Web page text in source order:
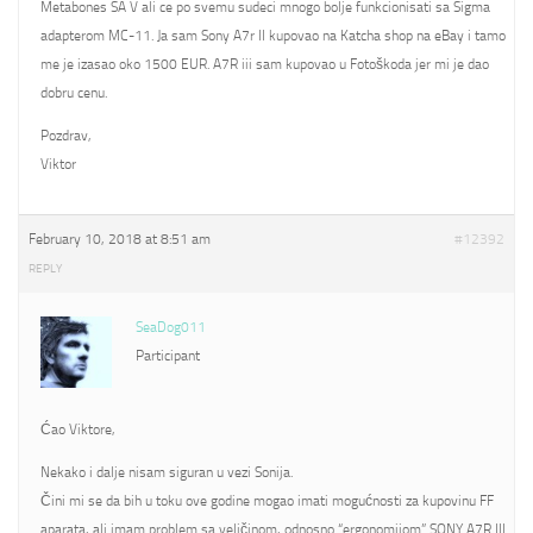
Metabones SA V ali ce po svemu sudeci mnogo bolje funkcionisati sa Sigma
adapterom MC-11. Ja sam Sony A7r II kupovao na Katcha shop na eBay i tamo
me je izasao oko 1500 EUR. A7R iii sam kupovao u Fotoškoda jer mi je dao
dobru cenu.
Pozdrav,
Viktor
February 10, 2018 at 8:51 am #12392
REPLY
SeaDog011
Participant
Ćao Viktore,
Nekako i dalje nisam siguran u vezi Sonija.
Čini mi se da bih u toku ove godine mogao imati mogućnosti za kupovinu FF
aparata, ali imam problem sa veličinom, odnosno “ergonomijom” SONY A7R III